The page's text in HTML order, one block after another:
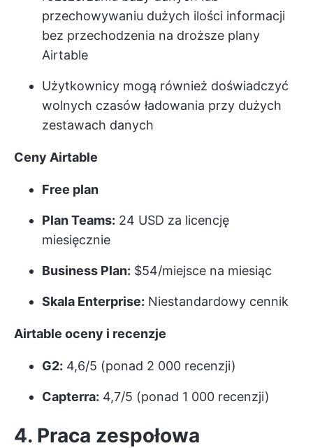
przechowywaniu dużych ilości informacji
bez przechodzenia na droższe plany
Airtable
Użytkownicy mogą również doświadczyć
wolnych czasów ładowania przy dużych
zestawach danych
Ceny Airtable
Free plan
Plan Teams: 24 USD za licencję
miesięcznie
Business Plan: $54/miejsce na miesiąc
Skala Enterprise: Niestandardowy cennik
Airtable oceny i recenzje
G2: 4,6/5 (ponad 2 000 recenzji)
Capterra: 4,7/5 (ponad 1 000 recenzji)
4. Praca zespołowa